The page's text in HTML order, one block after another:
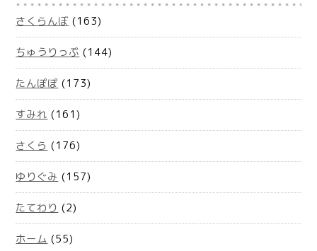
さくらんぼ (163)
ちゅうりっぷ (144)
たんぽぽ (173)
すみれ (161)
さくら (176)
ゆりぐみ (157)
たてわり (2)
ホーム (55)